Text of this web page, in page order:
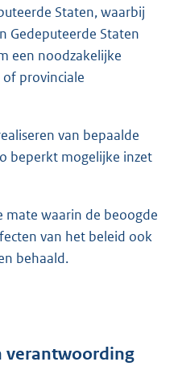
Staten, waarbij
Gedeputeerde Staten
een noodzakelijke
provinciale
van bepaalde
beperkt mogelijke inzet
waarin de beoogde
van het beleid ook
behaald.
verantwoording